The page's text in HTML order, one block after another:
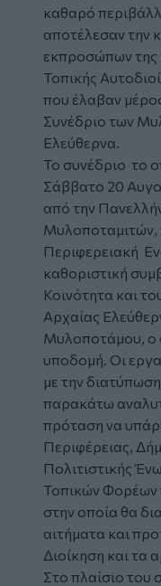
καθαρό
αποτέλεσαν την
εκπροσώπων της
Τοπικής
που έλαβαν
Συνέδριο των
Ελεύθερνα.
Το συνέδριο το
Σάββατο 20
από την
Μυλοποταμιτών,
Περιφερειακή
καθοριστική
Κοινότητα και
Αρχαίας
Μυλοποτάμου, ο
υποδομή. Οι
με την
παρακάτω
πρόταση να
Περιφέρειας,
Πολιτιστικής
Τοπικών Φορέων
στην οποία θα
αιτήματα και
Διοίκηση και τα
Στο πλαίσιο του